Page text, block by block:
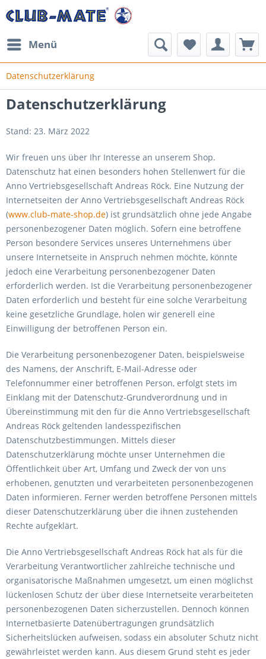
Menü
Datenschutzerklärung
Datenschutzerklärung
Stand: 23. März 2022
Wir freuen uns über Ihr Interesse an unserem Shop.
Datenschutz hat einen besonders hohen Stellenwert für die
Anno Vertriebsgesellschaft Andreas Röck. Eine Nutzung der
Internetseiten der Anno Vertriebsgesellschaft Andreas Röck
(www.club-mate-shop.de) ist grundsätzlich ohne jede Angabe
personenbezogener Daten möglich. Sofern eine betroffene
Person besondere Services unseres Unternehmens über
unsere Internetseite in Anspruch nehmen möchte, könnte
jedoch eine Verarbeitung personenbezogener Daten
erforderlich werden. Ist die Verarbeitung personenbezogener
Daten erforderlich und besteht für eine solche Verarbeitung
keine gesetzliche Grundlage, holen wir generell eine
Einwilligung der betroffenen Person ein.
Die Verarbeitung personenbezogener Daten, beispielsweise
des Namens, der Anschrift, E-Mail-Adresse oder
Telefonnummer einer betroffenen Person, erfolgt stets im
Einklang mit der Datenschutz-Grundverordnung und in
Übereinstimmung mit den für die Anno Vertriebsgesellschaft
Andreas Röck geltenden landesspezifischen
Datenschutzbestimmungen. Mittels dieser
Datenschutzerklärung möchte unser Unternehmen die
Öffentlichkeit über Art, Umfang und Zweck der von uns
erhobenen, genutzten und verarbeiteten personenbezogenen
Daten informieren. Ferner werden betroffene Personen mittels
dieser Datenschutzerklärung über die ihnen zustehenden
Rechte aufgeklärt.
Die Anno Vertriebsgesellschaft Andreas Röck hat als für die
Verarbeitung Verantwortlicher zahlreiche technische und
organisatorische Maßnahmen umgesetzt, um einen möglichst
lückenlosen Schutz der über diese Internetseite verarbeiteten
personenbezogenen Daten sicherzustellen. Dennoch können
Internetbasierte Datenübertragungen grundsätzlich
Sicherheitslücken aufweisen, sodass ein absoluter Schutz nicht
gewährleistet werden kann. Aus diesem Grund steht es jeder